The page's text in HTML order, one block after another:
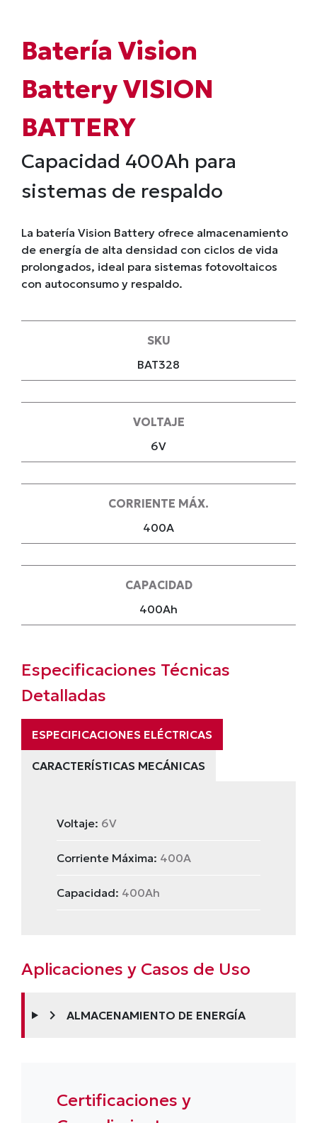
Batería Vision
Battery VISION
BATTERY
Capacidad 400Ah para
sistemas de respaldo
La batería Vision Battery ofrece almacenamiento
de energía de alta densidad con ciclos de vida
prolongados, ideal para sistemas fotovoltaicos
con autoconsumo y respaldo.
SKU
BAT328
VOLTAJE
6V
CORRIENTE MÁX.
400A
CAPACIDAD
400Ah
Especificaciones Técnicas
Detalladas
ESPECIFICACIONES ELÉCTRICAS
CARACTERÍSTICAS MECÁNICAS
Voltaje: 6V
Corriente Máxima: 400A
Capacidad: 400Ah
Aplicaciones y Casos de Uso
chevron_right ALMACENAMIENTO DE ENERGÍA
Certificaciones y